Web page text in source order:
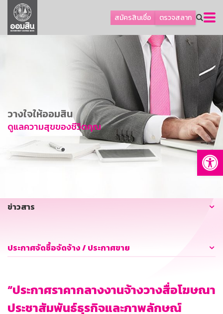
สมัครสินเชื่อ ตรวจสลาก
ลูกค้าธุรกิจ
ลูกค้าผู้ประกอบรายย่อย
การพัฒนาที่ยั่งยืน
ข่าวสาร
บริการทางการเงิน
อื่นๆ
วางใจให้ออมสิน
ดูแลความสุขของชีวิตคุณ
ข่าวสาร
ประกาศจัดซื้อจัดจ้าง / ประกาศขาย
“ประกาศราคากลางงานจ้างวางสื่อโฆษณา
ประชาสัมพันธ์ธุรกิจและภาพลักษณ์